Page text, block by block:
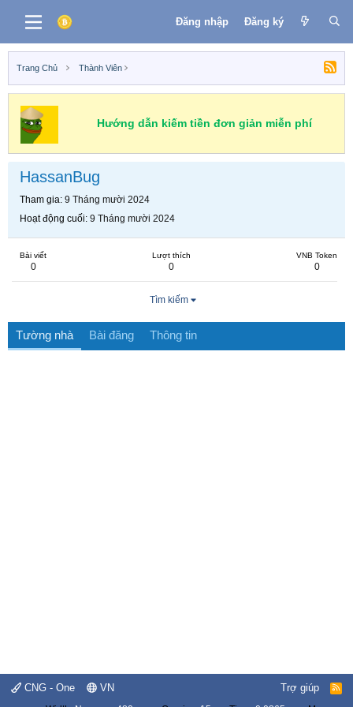
Đăng nhập Đăng ký
Trang Chủ Thành Viên
Hướng dẫn kiếm tiền đơn giản miễn phí
HassanBug
Tham gia 9 Tháng mười 2024
Hoạt động cuối 9 Tháng mười 2024
Bài viết
0
Lượt thích
0
VNB Token
0
Tìm kiếm
Tường nhà Bài đăng Thông tin
CNG - One VN Trợ giúp
R